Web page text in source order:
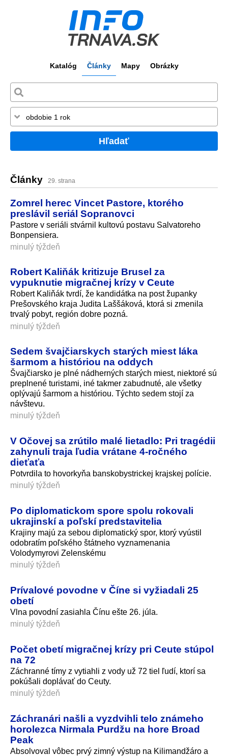
Katalóg Články Mapy Obrázky
Hľadať
Články 29. strana
Zomrel herec Vincet Pastore, ktorého
preslávil seriál Sopranovci
Pastore v seriáli stvárnil kultovú postavu Salvatoreho
Bonpensiera.
minulý týždeň
Robert Kaliňák kritizuje Brusel za
vypuknutie migračnej krízy v Ceute
Robert Kaliňák tvrdí, že kandidátka na post županky
Prešovského kraja Judita Laššáková, ktorá si zmenila
trvalý pobyt, región dobre pozná.
minulý týždeň
Sedem švajčiarskych starých miest láka
šarmom a históriou na oddych
Švajčiarsko je plné nádherných starých miest, niektoré sú
preplnené turistami, iné takmer zabudnuté, ale všetky
oplývajú šarmom a históriou. Týchto sedem stojí za
návštevu.
minulý týždeň
V Očovej sa zrútilo malé lietadlo: Pri tragédii
zahynuli traja ľudia vrátane 4-ročného
dieťaťa
Potvrdila to hovorkyňa banskobystrickej krajskej polície.
minulý týždeň
Po diplomatickom spore spolu rokovali
ukrajinskí a poľskí predstavitelia
Krajiny majú za sebou diplomatický spor, ktorý vyústil
odobratím poľského štátneho vyznamenania
Volodymyrovi Zelenskému
minulý týždeň
Prívalové povodne v Číne si vyžiadali 25
obetí
Vlna povodní zasiahla Čínu ešte 26. júla.
minulý týždeň
Počet obetí migračnej krízy pri Ceute stúpol
na 72
Záchranné tímy z vytiahli z vody už 72 tiel ľudí, ktorí sa
pokúšali doplávať do Ceuty.
minulý týždeň
Záchranári našli a vyzdvihli telo známeho
horolezca Nirmala Purdžu na hore Broad
Peak
Absolvoval vôbec prvý zimný výstup na Kilimandžáro a